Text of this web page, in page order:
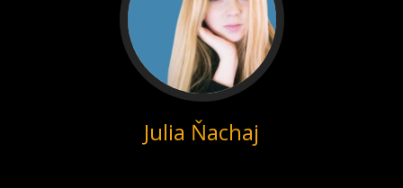
Julia Ňachaj